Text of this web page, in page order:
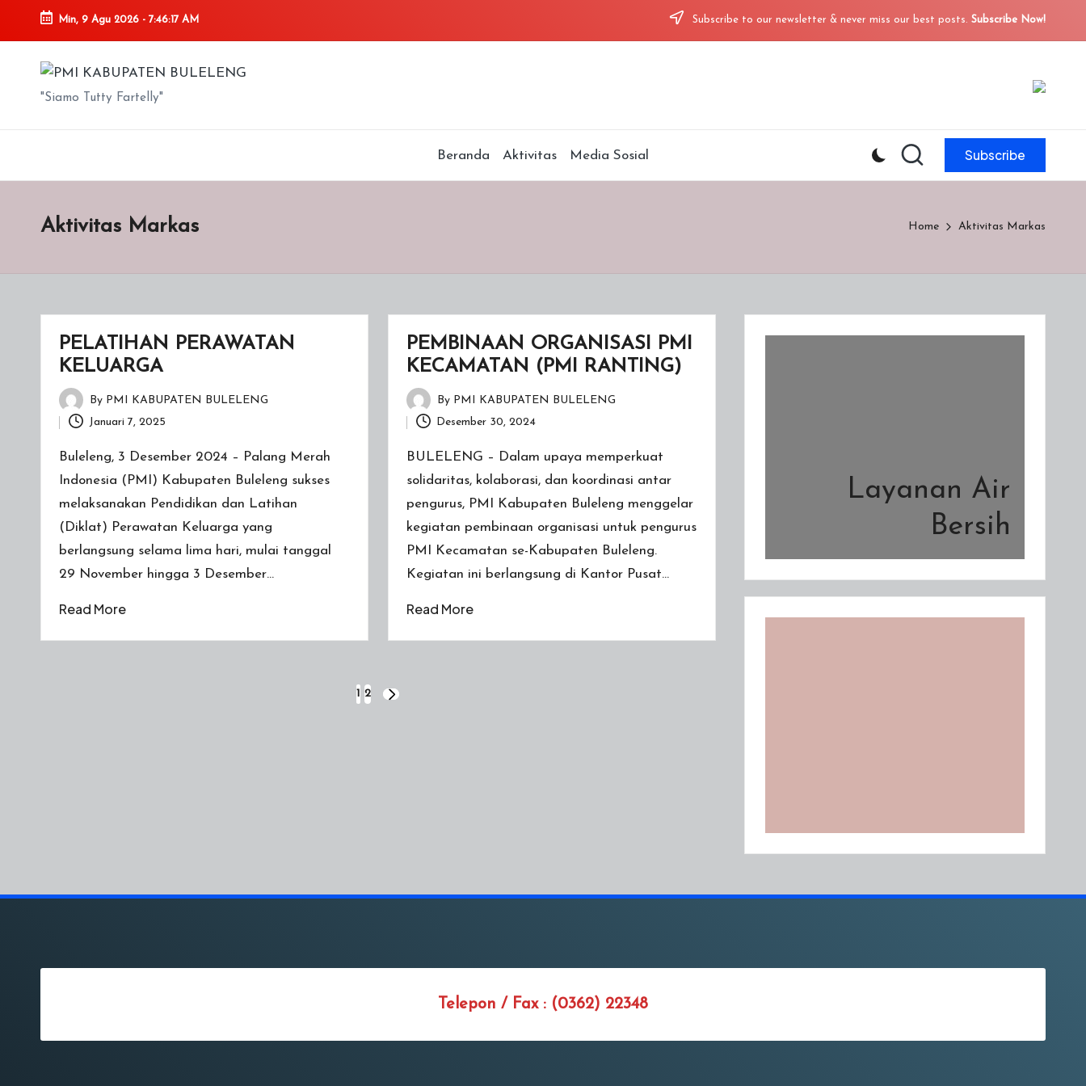
Skip
content
Min, 9 Agu 2026 - 7:46:17 AM Subscribe to our newsletter & never miss our best posts. Subscribe Now!
P
K
A
A
E
N
U
L
E
L
"Siamo Tutty Fartelly"
Beranda Aktivitas Media Sosial Subscribe
Aktivitas Markas Home Aktivitas Markas
PELATIHAN PERAWATAN
KELUARGA
Posted
by
By PMI KABUPATEN BULELENG
Januari 7, 2025
Buleleng, 3 Desember 2024 – Palang Merah
Indonesia (PMI) Kabupaten Buleleng sukses
melaksanakan Pendidikan dan Latihan
(Diklat) Perawatan Keluarga yang
berlangsung selama lima hari, mulai tanggal
29 November hingga 3 Desember…
Read More
PEMBINAAN ORGANISASI PMI
KECAMATAN (PMI RANTING)
Posted
by
By PMI KABUPATEN BULELENG
Desember 30, 2024
BULELENG – Dalam upaya memperkuat
solidaritas, kolaborasi, dan koordinasi antar
pengurus, PMI Kabupaten Buleleng menggelar
kegiatan pembinaan organisasi untuk pengurus
PMI Kecamatan se-Kabupaten Buleleng.
Kegiatan ini berlangsung di Kantor Pusat…
Read More
1 2
Layanan Air
Bersih
Telepon / Fax : (0362) 22348